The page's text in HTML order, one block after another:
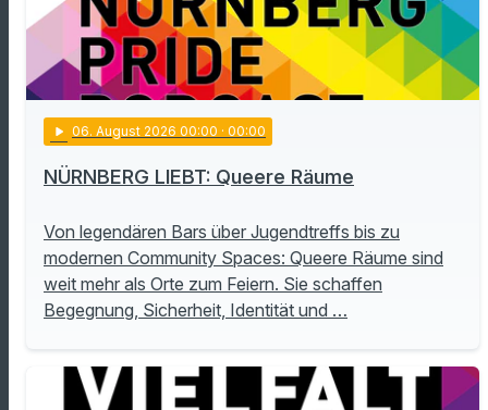
play_arrow 06. August 2026 00:00 · 00:00
NÜRNBERG LIEBT: Queere Räume
Von legendären Bars über Jugendtreffs bis zu
modernen Community Spaces: Queere Räume sind
weit mehr als Orte zum Feiern. Sie schaffen
Begegnung, Sicherheit, Identität und …